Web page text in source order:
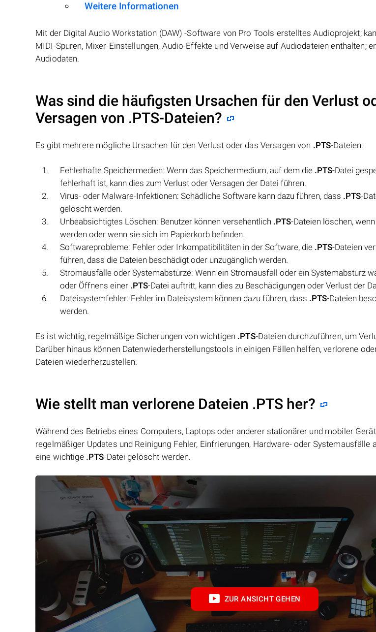
Weitere Informationen
Mit der Digital Audio Workstation (DAW) -Software von Pro Tools erstelltes Audioprojekt;
MIDI-Spuren, Mixer-Einstellungen, Audio-Effekte und Verweise auf Audiodateien enthalten;
Audiodaten.
Was sind die häufigsten Ursachen für den Verlust
Versagen von .PTS-Dateien?
Es gibt mehrere mögliche Ursachen für den Verlust oder das Versagen von .PTS-Dateien:
Fehlerhafte Speichermedien: Wenn das Speichermedium, auf dem die .PTS-Datei
fehlerhaft ist, kann dies zum Verlust oder Versagen der Datei führen.
Virus- oder Malware-Infektionen: Schädliche Software kann dazu führen, dass .PTS-
gelöscht werden.
Unbeabsichtigtes Löschen: Benutzer können versehentlich .PTS-Dateien löschen,
werden oder wenn sie sich im Papierkorb befinden.
Softwareprobleme: Fehler oder Inkompatibilitäten in der Software, die .PTS-Dateien
führen, dass die Dateien beschädigt oder unzugänglich werden.
Stromausfälle oder Systemabstürze: Wenn ein Stromausfall oder ein Systemabsturz
oder Öffnens einer .PTS-Datei auftritt, kann dies zu Beschädigungen oder Verlust der
Dateisystemfehler: Fehler im Dateisystem können dazu führen, dass .PTS-Dateien
werden.
Es ist wichtig, regelmäßige Sicherungen von wichtigen .PTS-Dateien durchzuführen, um
Darüber hinaus können Datenwiederherstellungstools in einigen Fällen helfen, verlorene
Dateien wiederherzustellen.
Wie stellt man verlorene Dateien .PTS her?
Während des Betriebs eines Computers, Laptops oder anderer stationärer und mobiler
regelmäßiger Updates und Reinigung Fehler, Einfrierungen, Hardware- oder Systemausfälle
eine wichtige .PTS-Datei gelöscht werden.
ZUR ANSICHT GEHEN